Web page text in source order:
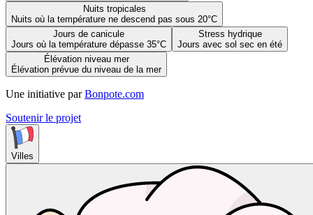
Nuits tropicales
Nuits où la température ne descend pas sous 20°C
Jours de canicule
Jours où la température dépasse 35°C
Stress hydrique
Jours avec sol sec en été
Élévation niveau mer
Élévation prévue du niveau de la mer
Une initiative par Bonpote.com
Soutenir le projet
Villes